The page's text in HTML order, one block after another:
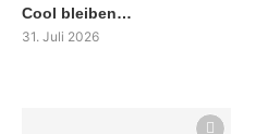
Cool bleiben…
31. Juli 2026